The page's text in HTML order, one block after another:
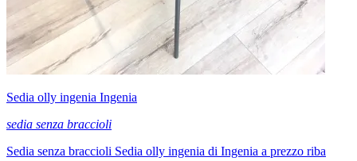
Sedia olly ingenia Ingenia
sedia senza braccioli
Sedia senza braccioli Sedia olly ingenia di Ingenia a prezzo riba